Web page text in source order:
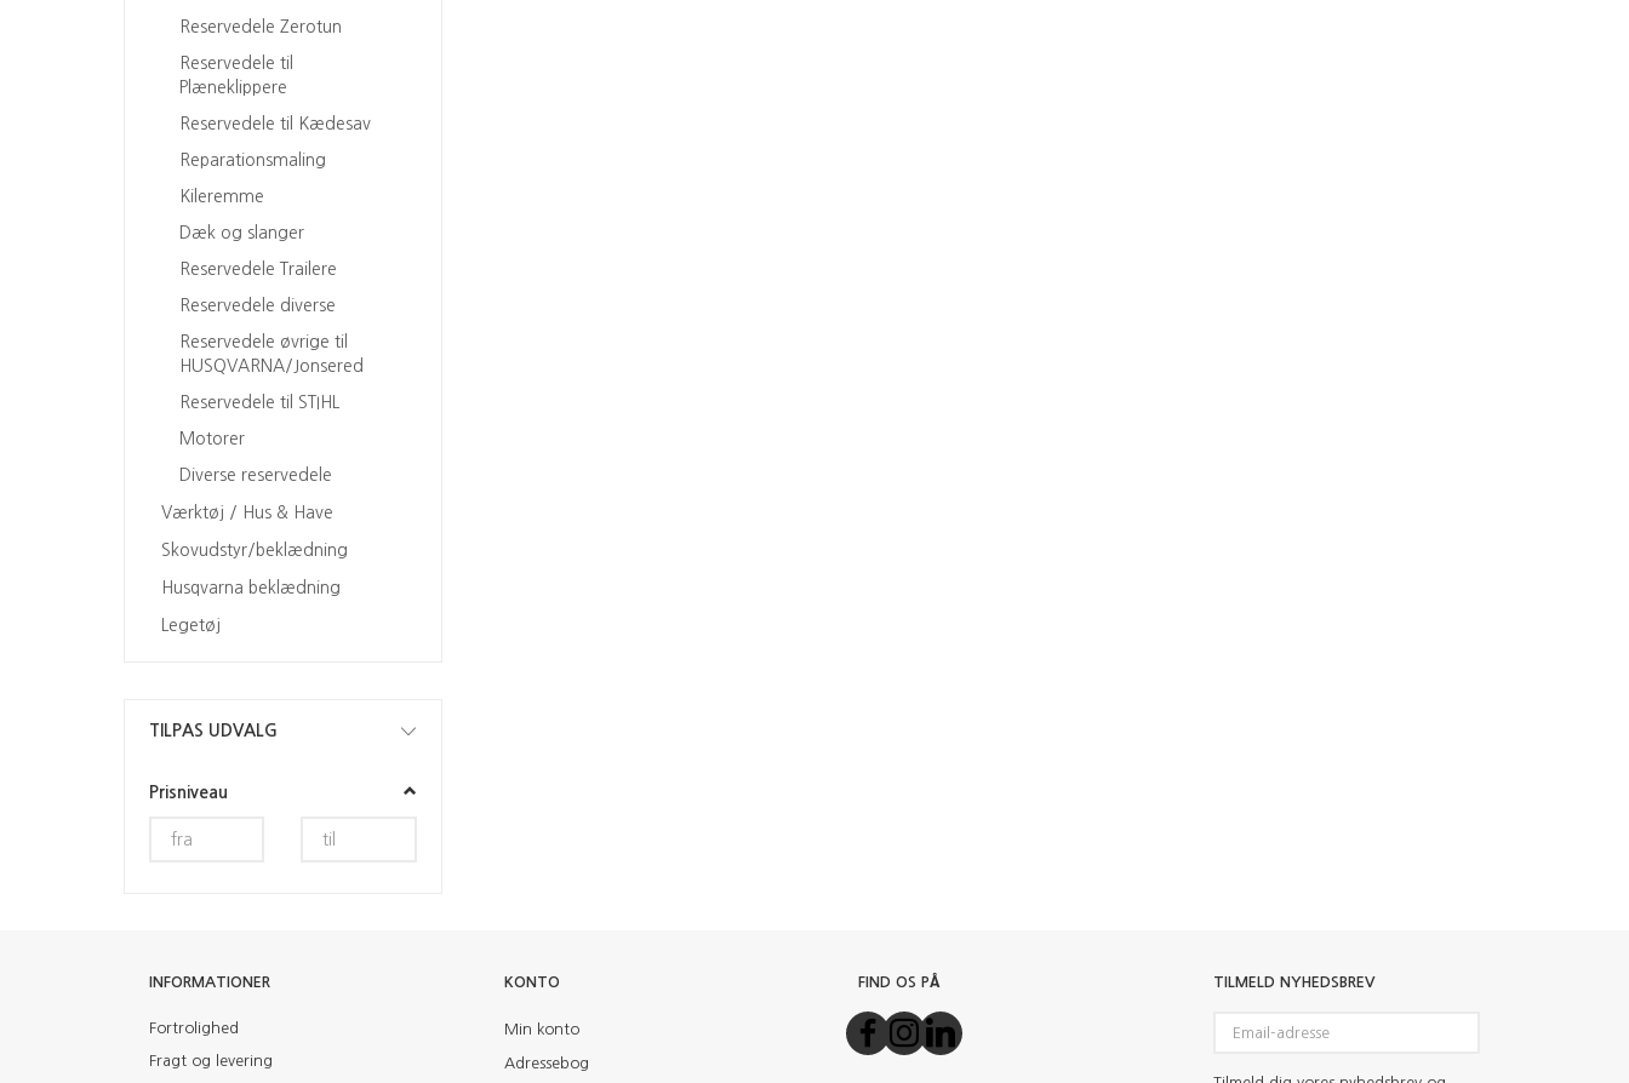
Reservedele Zerotun
Reservedele til
Plæneklippere
Reservedele til Kædesav
Reparationsmaling
Kileremme
Dæk og slanger
Reservedele Trailere
Reservedele diverse
Reservedele øvrige til
HUSQVARNA/Jonsered
Reservedele til STIHL
Motorer
Diverse reservedele
Værktøj / Hus & Have
Skovudstyr/beklædning
Husqvarna beklædning
Legetøj
TILPAS UDVALG
Prisniveau
INFORMATIONER
Fortrolighed
Fragt og levering
KONTO
Min konto
Adressebog
FIND OS PÅ TILMELD NYHEDSBREV
adresse